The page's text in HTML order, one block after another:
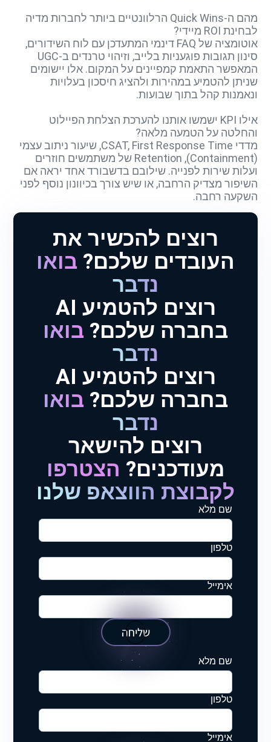
מהם ה-Quick Wins הרלוונטיים ביותר לחברות מדיה
לבחינת ROI מיידי?
אוטומציה של FAQ דינמי המתעדכן עם לוח השידורים,
סינון תגובות פוגעניות בלייב, וזיהוי טרנדים ב-UGC
המאפשר התאמת קמפיינים על המקום. אלו יישומים
שניתן להטמיע במהירות ולהציג חיסכון בעלויות
ונאמנות קהל בתוך שבועות.
אילו KPI ישמשו אותנו להערכת הצלחת הפיילוט
והחלטה על הטמעה מלאה?
מדדי CSAT, First Response Time, שיעור ניתוב עצמי
(Containment), Retention של משתמשים חוזרים
ועלות שירות לפנייה. שילובם בדשבורד אחד יראה אם
השיפור מצדיק הרחבה, או שיש צורך בכיוונון נוסף לפני
השקעה רחבה.
רוצים להכשיר את
העובדים שלכם? בואו
נדבר
רוצים להטמיע AI
בחברה שלכם? בואו
נדבר
רוצים להטמיע AI
בחברה שלכם? בואו
נדבר
רוצים להישאר
מעודכנים? הצטרפו
לקבוצת הווצאפ שלנו
שם מלא
טלפון
אימייל
שליחה
שם מלא
טלפון
אימייל